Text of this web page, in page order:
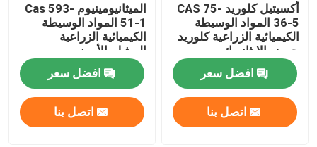
أكسيتيل كلوريد CAS 75-
36-5 المواد الوسيطة
الكيميائية الزراعية كلوريد
حمض الإيثانويك
افضل سعر
اتصل بنا
الميثانيومينيوم Cas 593-
51-1 المواد الوسيطة
الكيميائية الزراعية
الميثيل-الأمونيوم
افضل سعر
اتصل بنا